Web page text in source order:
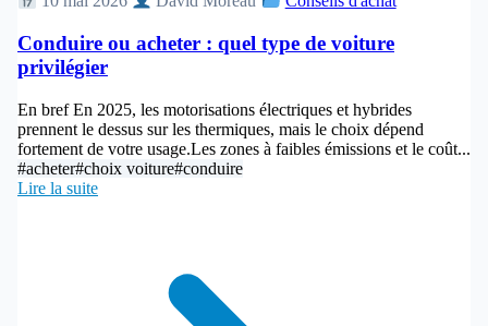
Conduire ou acheter : quel type de voiture
privilégier
En bref En 2025, les motorisations électriques et hybrides
prennent le dessus sur les thermiques, mais le choix dépend
fortement de votre usage.Les zones à faibles émissions et le coût...
#acheter#choix voiture#conduire
Lire la suite